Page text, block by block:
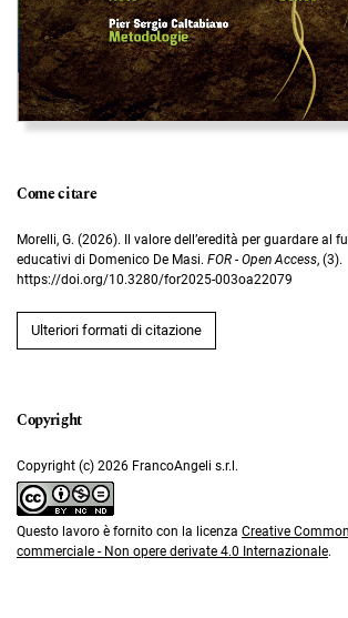
Come citare
Morelli, G. (2026). Il valore dell’eredità per guardare al
educativi di Domenico De Masi. FOR - Open Access, (3).
https://doi.org/10.3280/for2025-003oa22079
Ulteriori formati di citazione
Copyright (c) 2026 FrancoAngeli s.r.l.
Questo lavoro è fornito con la licenza Creative
commerciale - Non opere derivate 4.0 Internazionale.